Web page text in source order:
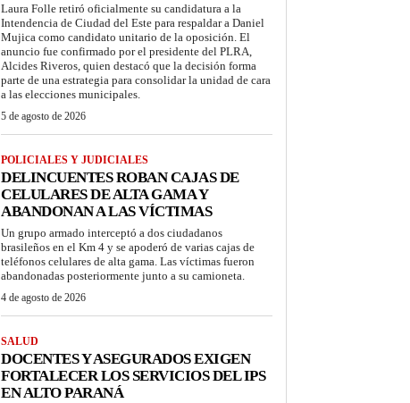
Laura Folle retiró oficialmente su candidatura a la
Intendencia de Ciudad del Este para respaldar a Daniel
Mujica como candidato unitario de la oposición. El
anuncio fue confirmado por el presidente del PLRA,
Alcides Riveros, quien destacó que la decisión forma
parte de una estrategia para consolidar la unidad de cara
a las elecciones municipales.
5 de agosto de 2026
POLICIALES Y JUDICIALES
DELINCUENTES ROBAN CAJAS DE
CELULARES DE ALTA GAMA Y
ABANDONAN A LAS VÍCTIMAS
Un grupo armado interceptó a dos ciudadanos
brasileños en el Km 4 y se apoderó de varias cajas de
teléfonos celulares de alta gama. Las víctimas fueron
abandonadas posteriormente junto a su camioneta.
4 de agosto de 2026
SALUD
DOCENTES Y ASEGURADOS EXIGEN
FORTALECER LOS SERVICIOS DEL IPS
EN ALTO PARANÁ